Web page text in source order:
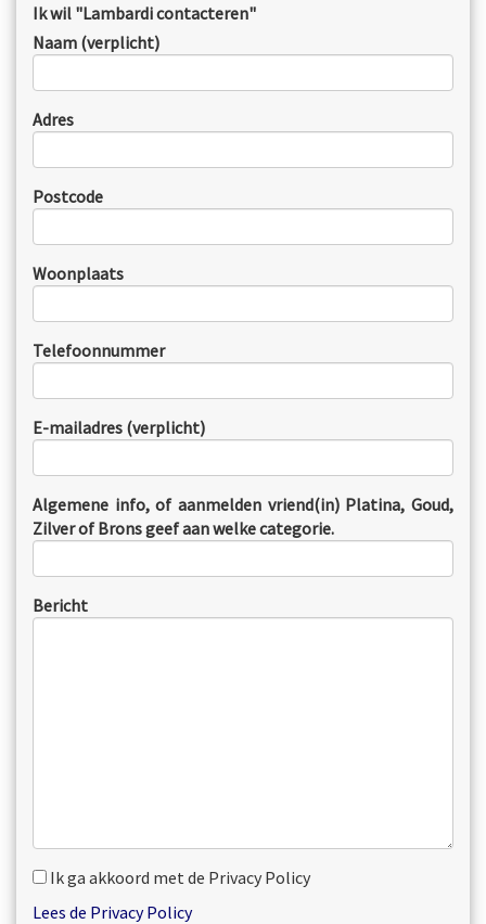
Ik wil "Lambardi contacteren"
Naam (verplicht)
Adres
Postcode
Woonplaats
Telefoonnummer
E-mailadres (verplicht)
Algemene info, of aanmelden vriend(in) Platina, Goud,
Zilver of Brons geef aan welke categorie.
Bericht
Ik ga akkoord met de Privacy Policy
Lees de Privacy Policy